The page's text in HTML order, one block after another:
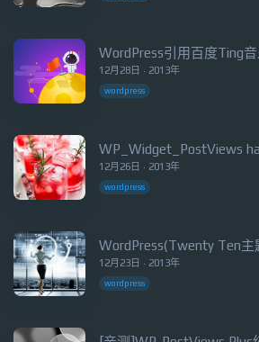
12月28日 · 2013年
WordPress引用百度Ting
wordpress
12月26日 · 2013年
wordpress
12月23日 · 2013年
wordpress